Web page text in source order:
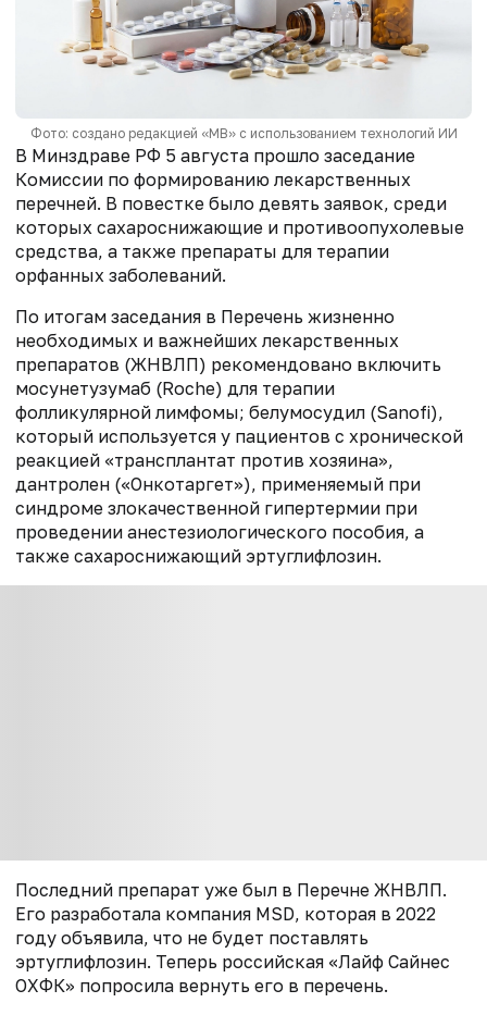
Фото: создано редакцией «МВ» с использованием технологий ИИ
В Минздраве РФ 5 августа прошло заседание
Комиссии по формированию лекарственных
перечней. В повестке было девять заявок, среди
которых сахароснижающие и противоопухолевые
средства, а также препараты для терапии
орфанных заболеваний.
По итогам заседания в Перечень жизненно
необходимых и важнейших лекарственных
препаратов (ЖНВЛП) рекомендовано включить
мосунетузумаб (Roche) для терапии
фолликулярной лимфомы; белумосудил (Sanofi),
который используется у пациентов с хронической
реакцией «трансплантат против хозяина»,
дантролен («Онкотаргет»), применяемый при
синдроме злокачественной гипертермии при
проведении анестезиологического пособия, а
также сахароснижающий эртуглифлозин.
Последний препарат уже был в Перечне ЖНВЛП.
Его разработала компания MSD, которая в 2022
году объявила, что не будет поставлять
эртуглифлозин. Теперь российская «Лайф Сайнес
ОХФК» попросила вернуть его в перечень.